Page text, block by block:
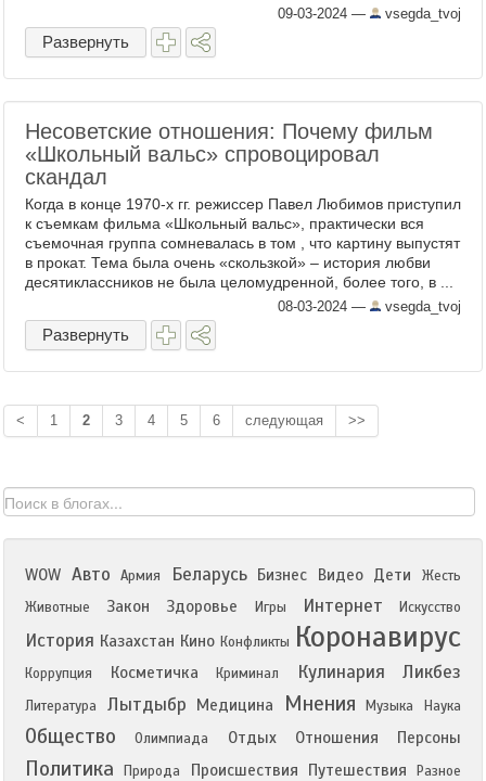
09-03-2024 — vsegda_tvoj
Развернуть
Несоветские отношения: Почему фильм
«Школьный вальс» спровоцировал
скандал
Когда в конце 1970-х гг. режиссер Павел Любимов приступил
к съемкам фильма «Школьный вальс», практически вся
съемочная группа сомневалась в том , что картину выпустят
в прокат. Тема была очень «скользкой» – история любви
десятиклассников не была целомудренной, более того, в ...
08-03-2024 — vsegda_tvoj
Развернуть
< 1 2 3 4 5 6 следующая >>
WOW Авто Армия Беларусь Бизнес Видео Дети
Жесть
Животные
Закон Здоровье Игры Интернет Искусство
История Казахстан Кино Конфликты Коронавирус
Коррупция Косметичка Криминал Кулинария Ликбез
Литература Лытдыбр Медицина Мнения Музыка Наука
Общество Олимпиада Отдых Отношения Персоны
Политика Природа Происшествия Путешествия Разное